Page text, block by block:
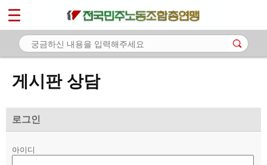
게시판 상담
로그인
아이디
마이페이지
소개
노동상담
- 게시판 상담
- 바로보기